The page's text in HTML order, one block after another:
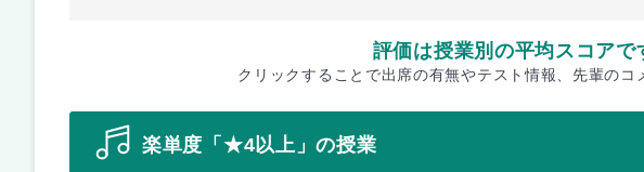
評価は授業別の平均スコアで
クリックすることで出席の有無やテスト情報、先輩のコ
楽単度「★4以上」の授業